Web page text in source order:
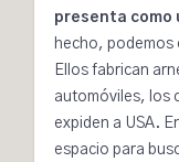
presenta como
hecho, podemos
Ellos fabrican
automóviles, los
expiden a USA.
espacio para